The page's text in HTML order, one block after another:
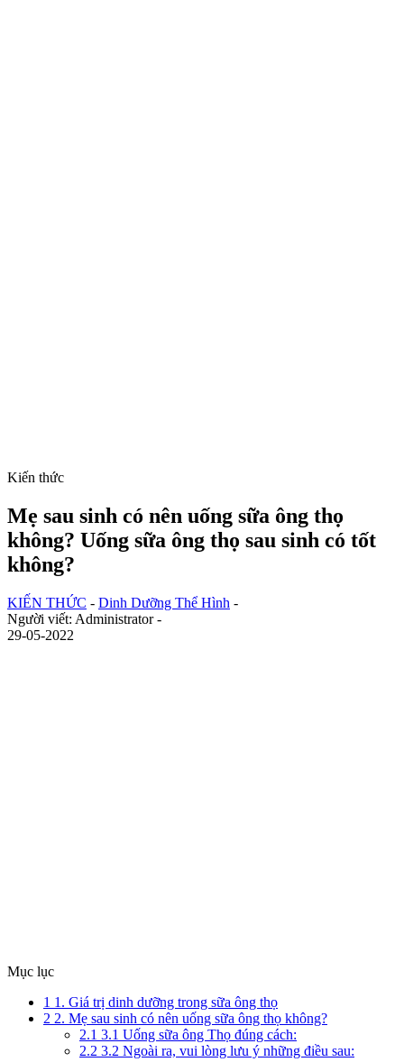
Kiến thức
Mẹ sau sinh có nên uống sữa ông thọ
không? Uống sữa ông thọ sau sinh có tốt
không?
KIẾN THỨC - Dinh Dưỡng Thể Hình -
Người viết: Administrator -
29-05-2022
Mục lục
1 1. Giá trị dinh dưỡng trong sữa ông thọ
2 2. Mẹ sau sinh có nên uống sữa ông thọ không?
2.1 3.1 Uống sữa ông Thọ đúng cách:
2.2 3.2 Ngoài ra, vui lòng lưu ý những điều sau: